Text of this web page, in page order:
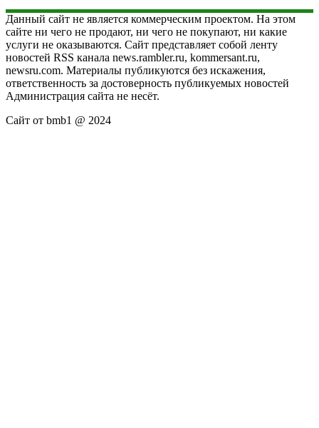
Данный сайт не является коммерческим проектом. На этом
сайте ни чего не продают, ни чего не покупают, ни какие
услуги не оказываются. Сайт представляет собой ленту
новостей RSS канала news.rambler.ru, kommersant.ru,
newsru.com. Материалы публикуются без искажения,
ответственность за достоверность публикуемых новостей
Администрация сайта не несёт.
Сайт от bmb1 @ 2024